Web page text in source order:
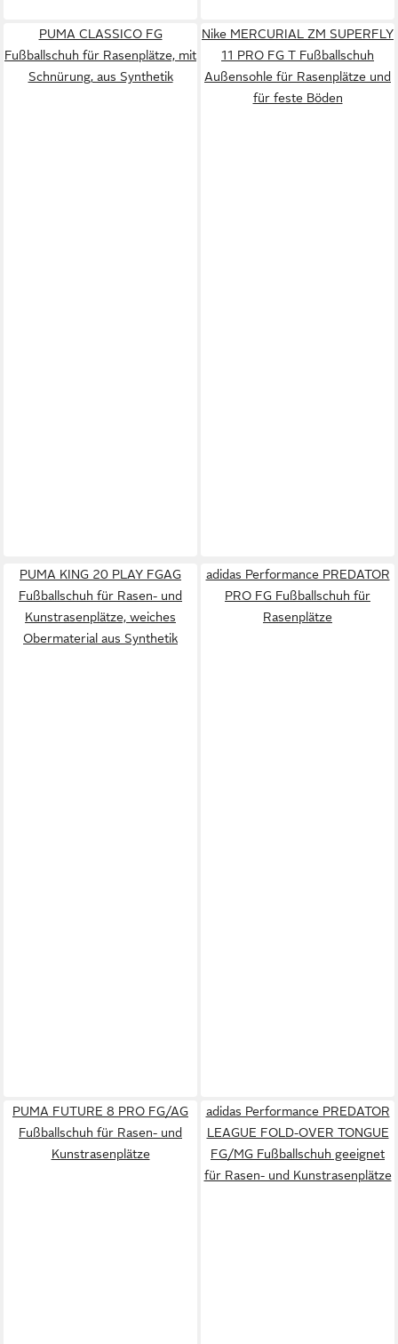
PUMA CLASSICO FG
Fußballschuh für Rasenplätze, mit
Schnürung, aus Synthetik
Nike MERCURIAL ZM SUPERFLY
11 PRO FG T Fußballschuh
Außensohle für Rasenplätze und
für feste Böden
PUMA KING 20 PLAY FGAG
Fußballschuh für Rasen- und
Kunstrasenplätze, weiches
Obermaterial aus Synthetik
adidas Performance PREDATOR
PRO FG Fußballschuh für
Rasenplätze
PUMA FUTURE 8 PRO FG/AG
Fußballschuh für Rasen- und
Kunstrasenplätze
adidas Performance PREDATOR
LEAGUE FOLD-OVER TONGUE
FG/MG Fußballschuh geeignet
für Rasen- und Kunstrasenplätze